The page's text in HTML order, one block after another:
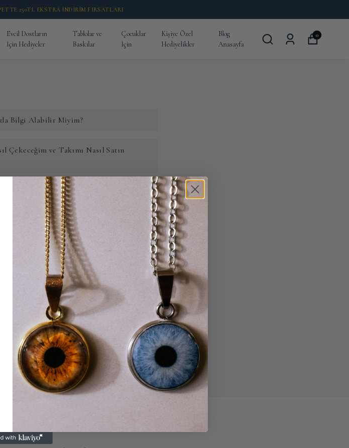
250TL EKSTRA İNDİRİM FIRSATLARI
Evcil Dostların
İçin Hediyeler
Tablolar ve
Baskılar
Çocuklar
İçin
Kişiye Özel
Hediyelikler
Blog
Anasayfa
0
Bilgi Alabilir Miyim?
Çekeceğim ve Takımı Nasıl Satın
Hazır Olacak?
Hediyemin Önizlemesini Görebilir
Alıcıya Gönderildiğinde Fatura ve
Galeri Dükkanı'nı farklı kılan nedir?
Ne Yapmalıyım?